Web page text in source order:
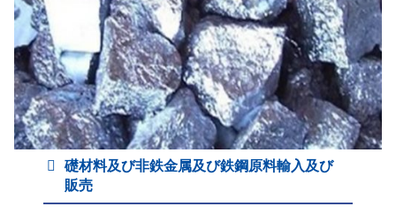
礎材料及び非鉄金属及び鉄鋼原料輸入及び
販売